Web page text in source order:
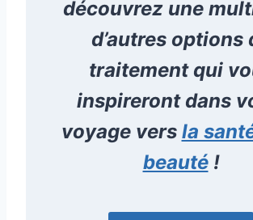
découvrez une
d’autres options
traitement qui
inspireront dans
voyage vers la
beauté!